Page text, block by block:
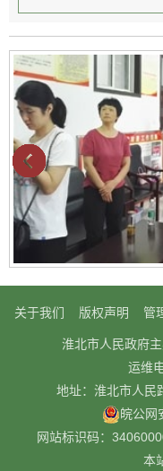
关于我们 版权声明 管
淮北市人民政府
运维
地址：淮北市人民
皖公网
网站标识码：
本